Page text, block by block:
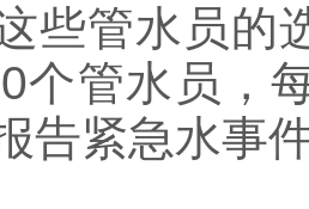
些管水员的
个管水员，
告紧急水事